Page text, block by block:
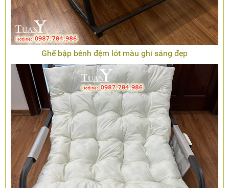
Ghế bập bênh đệm lót màu ghi sáng đẹp